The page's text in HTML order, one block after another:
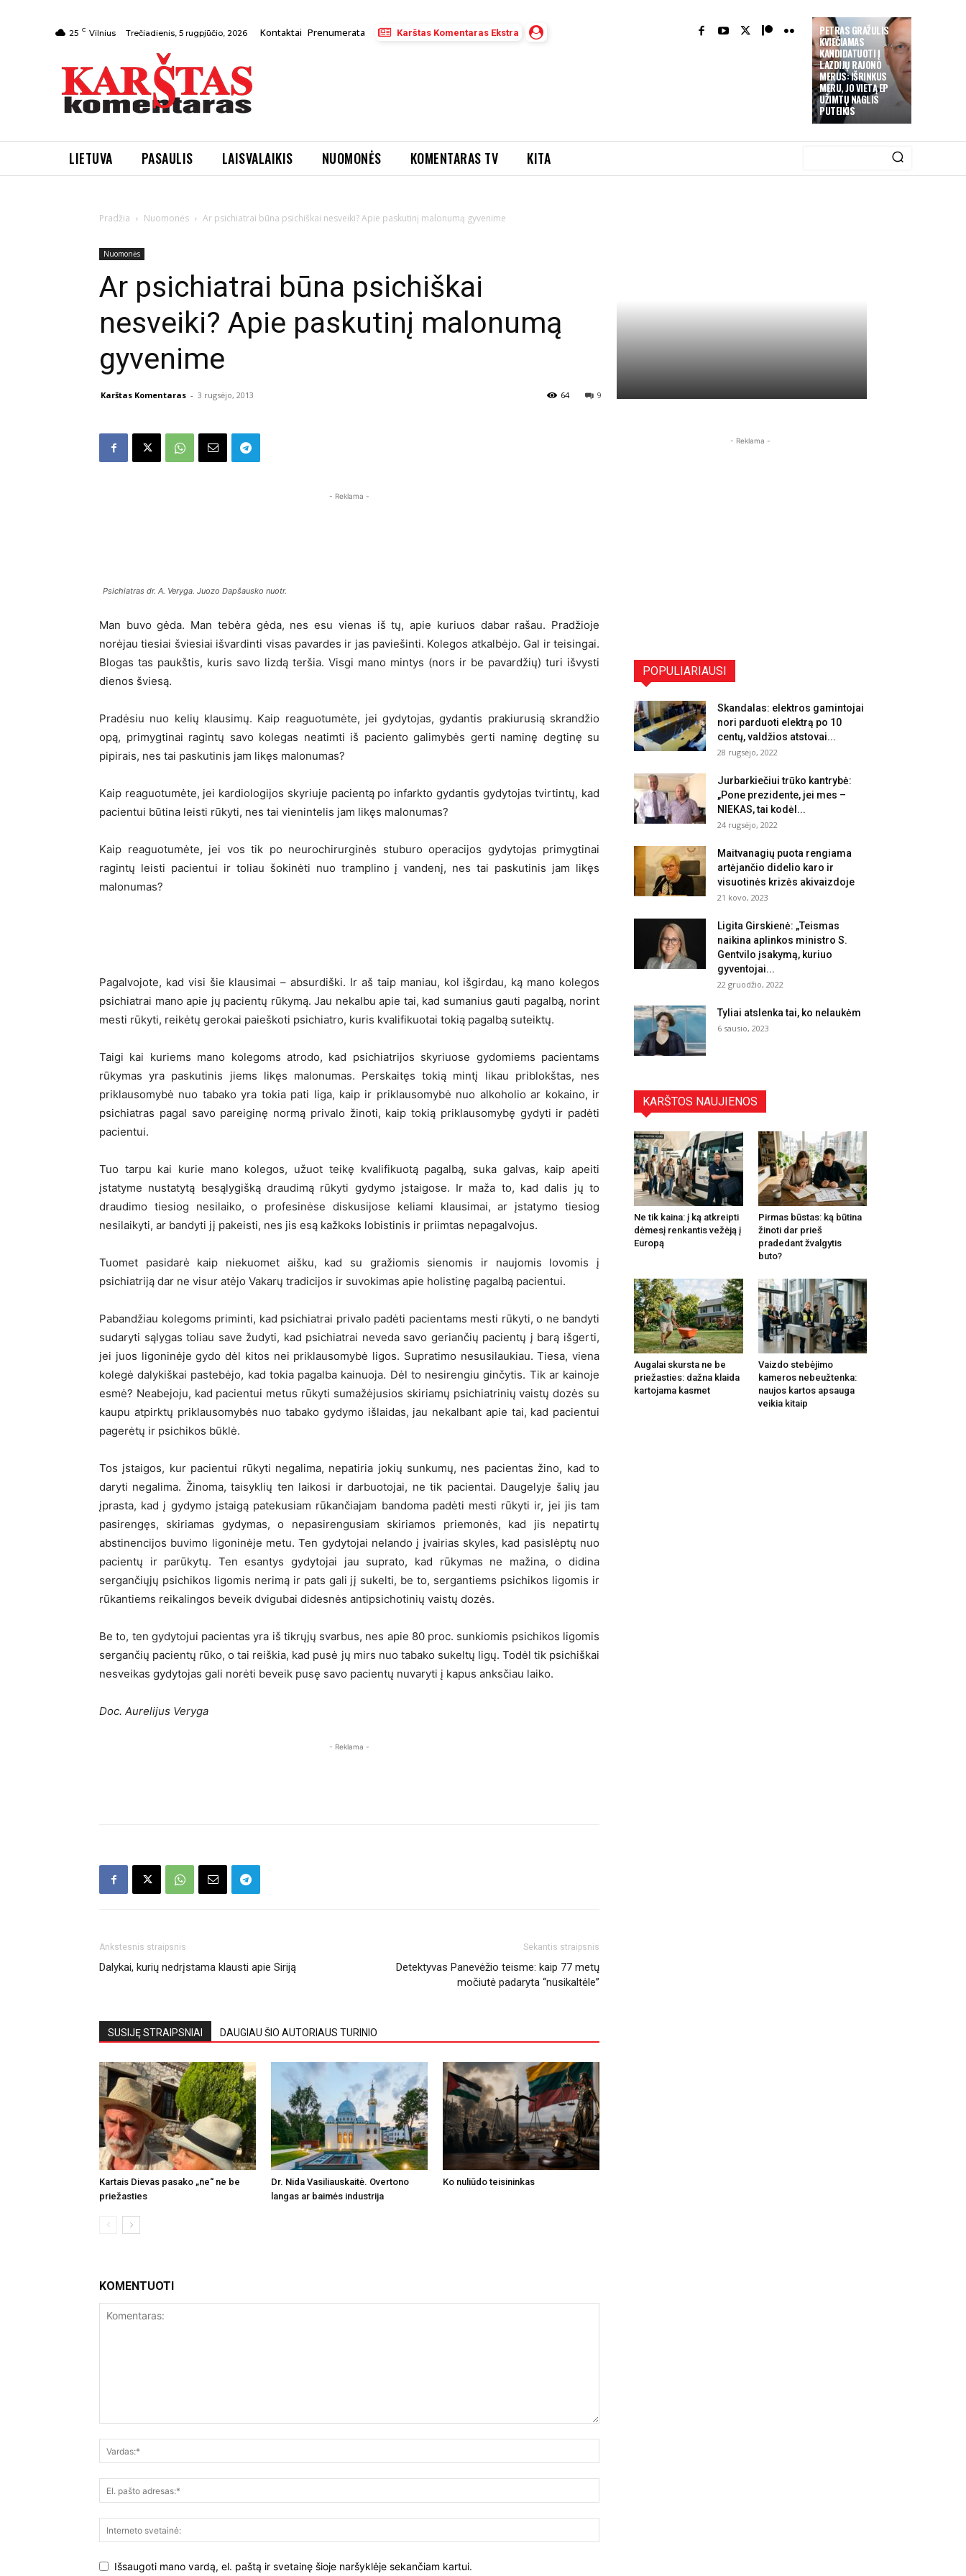
PETRAS GRAŽULIS
KVIEČIAMAS
KANDIDATUOTI Į
LAZDIJŲ RAJONO
MERUS: IŠRINKUS
MERU, JO VIETĄ EP
UŽIMTŲ NAGLIS
PUTEIKIS
25 C Vilnius Trečiadienis, 5 rugpjūčio, 2026 Kontaktai Prenumerata Karštas Komentaras Ekstra
LIETUVA PASAULIS LAISVALAIKIS NUOMONĖS KOMENTARAS TV KITA
Pradžia Nuomonės Ar psichiatrai būna psichiškai nesveiki? Apie paskutinį malonumą gyvenime
Nuomonės
Ar psichiatrai būna psichiškai
nesveiki? Apie paskutinį malonumą
gyvenime
Karštas Komentaras - 3 rugsėjo, 2013 9
64
- Reklama -
Psichiatras dr. A. Veryga. Juozo Dapšausko nuotr.
Man buvo gėda. Man tebėra gėda, nes esu vienas iš tų, apie kuriuos dabar rašau. Pradžioje
norėjau tiesiai šviesiai išvardinti visas pavardes ir jas paviešinti. Kolegos atkalbėjo. Gal ir teisingai.
Blogas tas paukštis, kuris savo lizdą teršia. Visgi mano mintys (nors ir be pavardžių) turi išvysti
dienos šviesą.
Pradėsiu nuo kelių klausimų. Kaip reaguotumėte, jei gydytojas, gydantis prakiurusią skrandžio
opą, primygtinai ragintų savo kolegas neatimti iš paciento galimybės gerti naminę degtinę su
pipirais, nes tai paskutinis jam likęs malonumas?
Kaip reaguotumėte, jei kardiologijos skyriuje pacientą po infarkto gydantis gydytojas tvirtintų, kad
pacientui būtina leisti rūkyti, nes tai vienintelis jam likęs malonumas?
Kaip reaguotumėte, jei vos tik po neurochirurginės stuburo operacijos gydytojas primygtinai
ragintų leisti pacientui ir toliau šokinėti nuo tramplino į vandenį, nes tai paskutinis jam likęs
malonumas?
Pagalvojote, kad visi šie klausimai – absurdiški. Ir aš taip maniau, kol išgirdau, ką mano kolegos
psichiatrai mano apie jų pacientų rūkymą. Jau nekalbu apie tai, kad sumanius gauti pagalbą, norint
mesti rūkyti, reikėtų gerokai paieškoti psichiatro, kuris kvalifikuotai tokią pagalbą suteiktų.
Taigi kai kuriems mano kolegoms atrodo, kad psichiatrijos skyriuose gydomiems pacientams
rūkymas yra paskutinis jiems likęs malonumas. Perskaitęs tokią mintį likau priblokštas, nes
priklausomybė nuo tabako yra tokia pati liga, kaip ir priklausomybė nuo alkoholio ar kokaino, ir
psichiatras pagal savo pareiginę normą privalo žinoti, kaip tokią priklausomybę gydyti ir padėti
pacientui.
Tuo tarpu kai kurie mano kolegos, užuot teikę kvalifikuotą pagalbą, suka galvas, kaip apeiti
įstatyme nustatytą besąlygišką draudimą rūkyti gydymo įstaigose. Ir maža to, kad dalis jų to
draudimo tiesiog nesilaiko, o profesinėse diskusijose keliami klausimai, ar įstatymo tiesiog
nesilaikyti, ar bandyti jį pakeisti, nes jis esą kažkoks lobistinis ir priimtas nepagalvojus.
Tuomet pasidarė kaip niekuomet aišku, kad su gražiomis sienomis ir naujomis lovomis į
psichiatriją dar ne visur atėjo Vakarų tradicijos ir suvokimas apie holistinę pagalbą pacientui.
Pabandžiau kolegoms priminti, kad psichiatrai privalo padėti pacientams mesti rūkyti, o ne bandyti
sudaryti sąlygas toliau save žudyti, kad psichiatrai neveda savo geriančių pacientų į barą išgerti,
jei juos ligoninėje gydo dėl kitos nei priklausomybė ligos. Supratimo nesusilaukiau. Tiesa, viena
kolegė dalykiškai pastebėjo, kad tokia pagalba kainuoja. Dėl to nesirengiu ginčytis. Tik ar kainoje
esmė? Neabejoju, kad pacientui metus rūkyti sumažėjusios skiriamų psichiatrinių vaistų dozės su
kaupu atpirktų priklausomybės nuo tabako gydymo išlaidas, jau nekalbant apie tai, kad pacientui
pagerėtų ir psichikos būklė.
Tos įstaigos, kur pacientui rūkyti negalima, nepatiria jokių sunkumų, nes pacientas žino, kad to
daryti negalima. Žinoma, taisyklių ten laikosi ir darbuotojai, ne tik pacientai. Daugelyje šalių jau
įprasta, kad į gydymo įstaigą patekusiam rūkančiajam bandoma padėti mesti rūkyti ir, jei jis tam
pasirengęs, skiriamas gydymas, o nepasirengusiam skiriamos priemonės, kad jis nepatirtų
abstinencijos buvimo ligoninėje metu. Ten gydytojai nelando į įvairias skyles, kad pasislėptų nuo
pacientų ir parūkytų. Ten esantys gydytojai jau suprato, kad rūkymas ne mažina, o didina
sergančiųjų psichikos ligomis nerimą ir pats gali jį sukelti, be to, sergantiems psichikos ligomis ir
rūkantiems reikalingos beveik dvigubai didesnės antipsichotinių vaistų dozės.
Be to, ten gydytojui pacientas yra iš tikrųjų svarbus, nes apie 80 proc. sunkiomis psichikos ligomis
sergančių pacientų rūko, o tai reiškia, kad pusė jų mirs nuo tabako sukeltų ligų. Todėl tik psichiškai
nesveikas gydytojas gali norėti beveik pusę savo pacientų nuvaryti į kapus anksčiau laiko.
Doc. Aurelijus Veryga
- Reklama -
Ankstesnis straipsnis
Dalykai, kurių nedrįstama klausti apie Siriją
Sekantis straipsnis
Detektyvas Panevėžio teisme: kaip 77 metų
močiutė padaryta “nusikaltėle”
SUSIJĘ STRAIPSNIAI DAUGIAU ŠIO AUTORIAUS TURINIO
Kartais Dievas pasako „ne“ ne be
priežasties
Dr. Nida Vasiliauskaitė. Overtono
langas ar baimės industrija
Ko nuliūdo teisininkas
KOMENTUOTI
Išsaugoti mano vardą, el. paštą ir svetainę šioje naršyklėje sekančiam kartui.
- Reklama -
POPULIARIAUSI
Skandalas: elektros gamintojai
nori parduoti elektrą po 10
centų, valdžios atstovai...
28 rugsėjo, 2022
Jurbarkiečiui trūko kantrybė:
„Pone prezidente, jei mes –
NIEKAS, tai kodėl...
24 rugsėjo, 2022
Maitvanagių puota rengiama
artėjančio didelio karo ir
visuotinės krizės akivaizdoje
21 kovo, 2023
Ligita Girskienė: „Teismas
naikina aplinkos ministro S.
Gentvilo įsakymą, kuriuo
gyventojai...
22 gruodžio, 2022
Tyliai atslenka tai, ko nelaukėm
6 sausio, 2023
KARŠTOS NAUJIENOS
Ne tik kaina: į ką atkreipti
dėmesį renkantis vežėją į
Europą
Pirmas būstas: ką būtina
žinoti dar prieš
pradedant žvalgytis
buto?
Augalai skursta ne be
priežasties: dažna klaida
kartojama kasmet
Vaizdo stebėjimo
kameros nebeužtenka:
naujos kartos apsauga
veikia kitaip